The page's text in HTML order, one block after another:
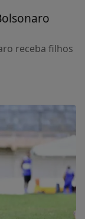
receba filhos